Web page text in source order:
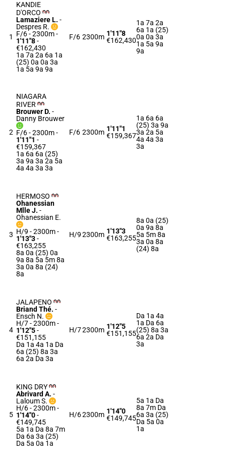
1
KANDIE
D'ORCO
Lamaziere L. -
Despres R.
F/6 - 2300m-
1'11"8-
€162,430
1a 7a 2a 6a 1a
(25) 0a 0a 3a
1a 5a 9a 9a
F/6 2300m 1'11"8
€162,430
1a 7a 2a
6a 1a (25)
0a 0a 3a
1a 5a 9a
9a
2
NIAGARA
RIVER
Brouwer D. -
Danny Brouwer
F/6 - 2300m-
1'11"1 -
€159,367
1a 6a 6a (25)
3a 9a 3a 2a 5a
4a 4a 3a 3a
F/6 2300m 1'11"1
€159,367
1a 6a 6a
(25) 3a 9a
3a 2a 5a
4a 4a 3a
3a
3
HERMOSO
Ohanessian
Mlle J. -
Ohanessian E.
H/9 - 2300m-
1'13"3-
€163,255
8a 0a (25) 0a
9a 8a 5a 5m 8a
3a 0a 8a (24)
8a
H/92300m 1'13"3
€163,255
8a 0a (25)
0a 9a 8a
5a 5m 8a
3a 0a 8a
(24) 8a
4
JALAPENO
Briand Thé. -
Ensch N.
H/7 - 2300m-
1'12"5-
€151,155
Da 1a 4a 1a Da
6a (25) 8a 3a
6a 2a Da 3a
H/72300m 1'12"5
€151,155
Da 1a 4a
1a Da 6a
(25) 8a 3a
6a 2a Da
3a
5
KING DRY
Abrivard A. -
Laloum S.
H/6 - 2300m-
1'14"0-
€149,745
5a 1a Da 8a 7m
Da 6a 3a (25)
Da 5a 0a 1a
H/62300m 1'14"0
€149,745
5a 1a Da
8a 7m Da
6a 3a (25)
Da 5a 0a
1a